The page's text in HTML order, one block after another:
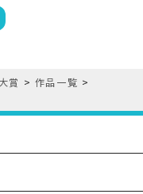
賞 > 作品一覧 >